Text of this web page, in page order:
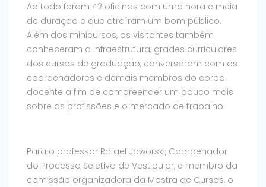
Ao todo foram 42 oficinas com uma hora e meia
de duração e que atraíram um bom público.
Além dos minicursos, os visitantes também
conheceram a infraestrutura, grades curriculares
dos cursos de graduação, conversaram com os
coordenadores e demais membros do corpo
docente a fim de compreender um pouco mais
sobre as profissões e o mercado de trabalho.
Para o professor Rafael Jaworski, Coordenador
do Processo Seletivo de Vestibular, e membro da
comissão organizadora da Mostra de Cursos, o